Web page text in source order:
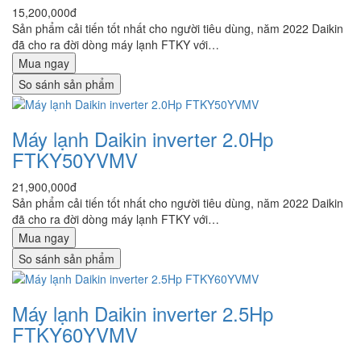
15,200,000đ
Sản phẩm cải tiến tốt nhất cho người tiêu dùng, năm 2022 Daikin
đã cho ra đời dòng máy lạnh FTKY với…
Mua ngay
So sánh sản phẩm
Máy lạnh Daikin inverter 2.0Hp
FTKY50YVMV
21,900,000đ
Sản phẩm cải tiến tốt nhất cho người tiêu dùng, năm 2022 Daikin
đã cho ra đời dòng máy lạnh FTKY với…
Mua ngay
So sánh sản phẩm
Máy lạnh Daikin inverter 2.5Hp
FTKY60YVMV